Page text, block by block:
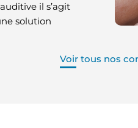
il s’agit
solution
Voir tous nos